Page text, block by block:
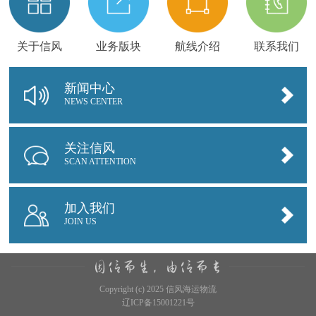
关于信风 业务版块 航线介绍 联系我们
新闻中心
NEWS CENTER
关注信风
SCAN ATTENTION
加入我们
JOIN US
Copyright (c) 2025 信风海运物流
辽ICP备15001221号